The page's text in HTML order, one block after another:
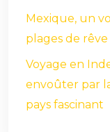
Mexique, un
plages de rêve
Voyage en
envoûter par
pays fascinant